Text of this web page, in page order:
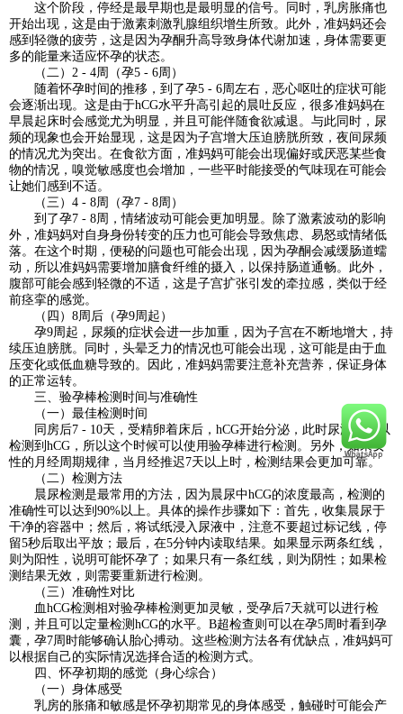
这个阶段，停经是最早期也是最明显的信号。同时，乳房胀痛也
开始出现，这是由于激素刺激乳腺组织增生所致。此外，准妈妈还会
感到轻微的疲劳，这是因为孕酮升高导致身体代谢加速，身体需要更
多的能量来适应怀孕的状态。
（二）2 - 4周（孕5 - 6周）
随着怀孕时间的推移，到了孕5 - 6周左右，恶心呕吐的症状可能
会逐渐出现。这是由于hCG水平升高引起的晨吐反应，很多准妈妈在
早晨起床时会感觉尤为明显，并且可能伴随食欲减退。与此同时，尿
频的现象也会开始显现，这是因为子宫增大压迫膀胱所致，夜间尿频
的情况尤为突出。在食欲方面，准妈妈可能会出现偏好或厌恶某些食
物的情况，嗅觉敏感度也会增加，一些平时能接受的气味现在可能会
让她们感到不适。
（三）4 - 8周（孕7 - 8周）
到了孕7 - 8周，情绪波动可能会更加明显。除了激素波动的影响
外，准妈妈对自身身份转变的压力也可能会导致焦虑、易怒或情绪低
落。在这个时期，便秘的问题也可能会出现，因为孕酮会减缓肠道蠕
动，所以准妈妈需要增加膳食纤维的摄入，以保持肠道通畅。此外，
腹部可能会感到轻微的不适，这是子宫扩张引发的牵拉感，类似于经
前痉挛的感觉。
（四）8周后（孕9周起）
孕9周起，尿频的症状会进一步加重，因为子宫在不断地增大，持
续压迫膀胱。同时，头晕乏力的情况也可能会出现，这可能是由于血
压变化或低血糖导致的。因此，准妈妈需要注意补充营养，保证身体
的正常运转。
三、验孕棒检测时间与准确性
（一）最佳检测时间
同房后7 - 10天，受精卵着床后，hCG开始分泌，此时尿液中可以
检测到hCG，所以这个时候可以使用验孕棒进行检测。另外，如果女
性的月经周期规律，当月经推迟7天以上时，检测结果会更加可靠。
（二）检测方法
晨尿检测是最常用的方法，因为晨尿中hCG的浓度最高，检测的
准确性可以达到90%以上。具体的操作步骤如下：首先，收集晨尿于
干净的容器中；然后，将试纸浸入尿液中，注意不要超过标记线，停
留5秒后取出平放；最后，在5分钟内读取结果。如果显示两条红线，
则为阳性，说明可能怀孕了；如果只有一条红线，则为阴性；如果检
测结果无效，则需要重新进行检测。
（三）准确性对比
血hCG检测相对验孕棒检测更加灵敏，受孕后7天就可以进行检
测，并且可以定量检测hCG的水平。B超检查则可以在孕5周时看到孕
囊，孕7周时能够确认胎心搏动。这些检测方法各有优缺点，准妈妈可
以根据自己的实际情况选择合适的检测方式。
四、怀孕初期的感觉（身心综合）
（一）身体感受
乳房的胀痛和敏感是怀孕初期常见的身体感受，触碰时可能会产